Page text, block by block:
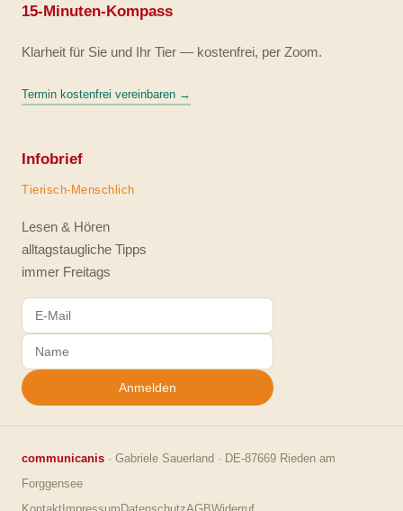
15-Minuten-Kompass
Klarheit für Sie und Ihr Tier — kostenfrei, per Zoom.
Termin kostenfrei vereinbaren →
Infobrief
Tierisch-Menschlich
Lesen & Hören
alltagstaugliche Tipps
immer Freitags
Anmelden
communicanis · Gabriele Sauerland · DE-87669 Rieden am
Forggensee